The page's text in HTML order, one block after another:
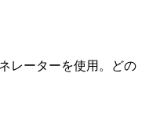
レーターを使用。どの